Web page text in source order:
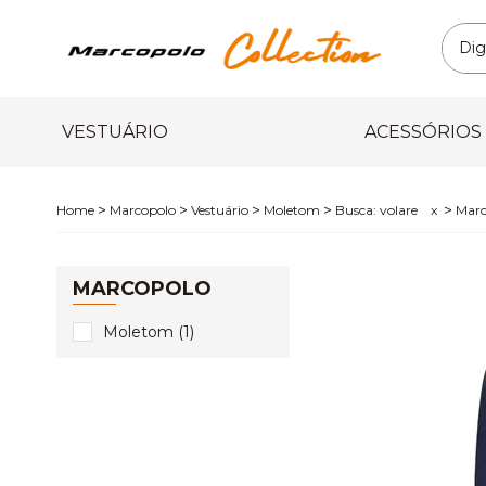
VESTUÁRIO ACESSÓRIOS
Marcopolo Vestuário Moletom Busca: volare x
MARCOPOLO
Moletom (1)